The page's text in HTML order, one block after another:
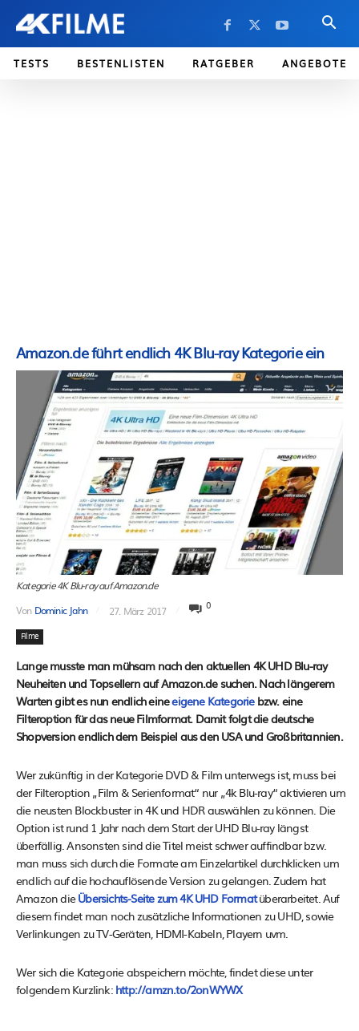
TESTS BESTENLISTEN RATGEBER ANGEBOTE
Amazon.de führt endlich 4K Blu-ray Kategorie ein
Kategorie 4K Blu-ray auf Amazon.de
Von Dominic Jahn 27. März 2017 0
Filme
Lange musste man mühsam nach den aktuellen 4K UHD Blu-ray
Neuheiten und Topsellern auf Amazon.de suchen. Nach längerem
Warten gibt es nun endlich eineeigene Kategoriebzw. eine
Filteroption für das neue Filmformat. Damit folgt die deutsche
Shopversion endlich dem Beispiel aus den USA und Großbritannien.
Wer zukünftig in der Kategorie DVD & Film unterwegs ist, muss bei
der Filteroption „Film & Serienformat“ nur „4k Blu-ray“ aktivieren um
die neusten Blockbuster in 4K und HDR auswählen zu können. Die
Option ist rund 1 Jahr nach dem Start der UHD Blu-ray längst
überfällig. Ansonsten sind die Titel meist schwer auffindbar bzw.
man muss sich durch die Formate am Einzelartikel durchklicken um
endlich auf die hochauflösende Version zu gelangen. Zudem hat
Amazon dieÜbersichts-Seite zum 4K UHD Formatüberarbeitet. Auf
diesem findet man noch zusätzliche Informationen zu UHD, sowie
Verlinkungen zu TV-Geräten, HDMI-Kabeln, Playern uvm.
Wer sich die Kategorie abspeichern möchte, findet diese unter
folgendem Kurzlink: http://amzn.to/2onWYWX